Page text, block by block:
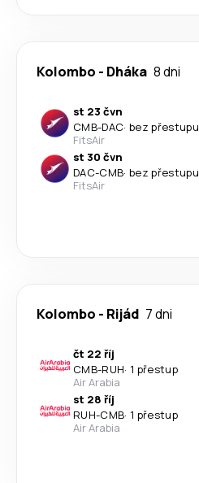
Kolombo - Dháka 8 dni
st 23 čvn
CMB-DAC· bez přestupu
FitsAir
st 30 čvn
DAC-CMB· bez přestupu
FitsAir
Kolombo - Rijád 7 dni
čt 22 říj
CMB-RUH· 1 přestup
Air Arabia
st 28 říj
RUH-CMB· 1 přestup
Air Arabia